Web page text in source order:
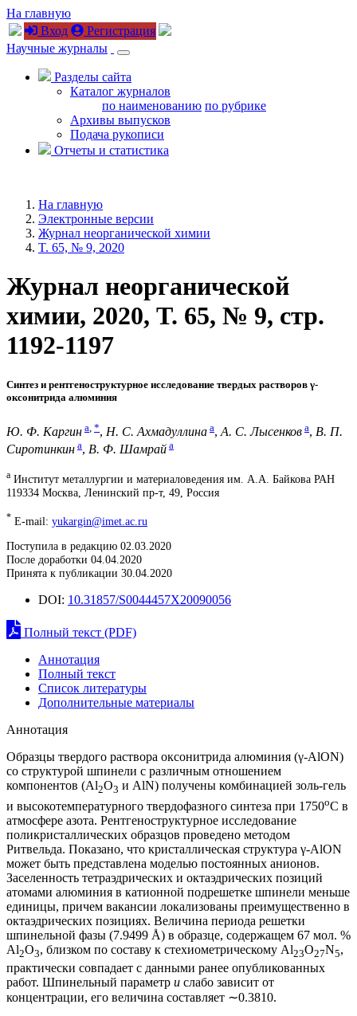
На главную
Вход
Регистрация
Научные журналы
Разделы сайта
Каталог журналов
по наименованию по рубрике
Архивы выпусков
Подача рукописи
Отчеты и статистика
На главную
Электронные версии
Журнал неорганической химии
T. 65, № 9, 2020
Журнал неорганической
химии, 2020, T. 65, № 9, стр.
1192-1197
Синтез и рентгеноструктурное исследование твердых растворов γ-
оксонитрида алюминия
Ю. Ф. Каргин a *, Н. С. Ахмадуллина a, А. С. Лысенков a, В. П.
Сиротинкин a, В. Ф. Шамрай a
a Институт металлургии и материаловедения им. А.А. Байкова РАН
119334 Москва, Ленинский пр-т, 49, Россия
* E-mail: yukargin@imet.ac.ru
Поступила в редакцию 02.03.2020
После доработки 04.04.2020
Принята к публикации 30.04.2020
DOI: 10.31857/S0044457X20090056
Полный текст (PDF)
Аннотация
Полный текст
Список литературы
Дополнительные материалы
Аннотация
Образцы твердого раствора оксонитрида алюминия (γ-AlON)
со структурой шпинели с различным отношением
компонентов (Al2O3 и AlN) получены комбинацией золь-гель
и высокотемпературного твердофазного синтеза при 1750оС в
атмосфере азота. Рентгеноструктурное исследование
поликристаллических образцов проведено методом
Ритвельда. Показано, что кристаллическая структура γ-AlON
может быть представлена моделью постоянных анионов.
Заселенность тетраэдрических и октаэдрических позиций
атомами алюминия в катионной подрешетке шпинели меньше
единицы, причем вакансии локализованы преимущественно в
октаэдрических позициях. Величина периода решетки
шпинельной фазы (7.9499 Å) в образце, содержащем 67 мол. %
Al2O3, близком по составу к стехиометрическому Al23O27N5,
практически совпадает с данными ранее опубликованных
работ. Шпинельный параметр u слабо зависит от
концентрации, его величина составляет ∼0.3810.